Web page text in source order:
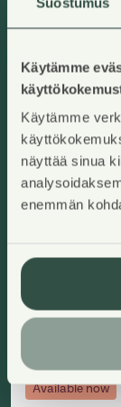
Käytämme
Käytämme
näyttää sinua
enemmän
68m2
Right-of-
Residence
Right-of-
Construction
Floor
Available now